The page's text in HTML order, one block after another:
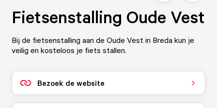
Fietsenstalling Oude Vest
Bij de fietsenstalling aan de Oude Vest in Breda kun je
veilig en kosteloos je fiets stallen.
Bezoek de website